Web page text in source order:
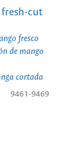
fresh-cut
fresco
de mango
cortada
9461-9469